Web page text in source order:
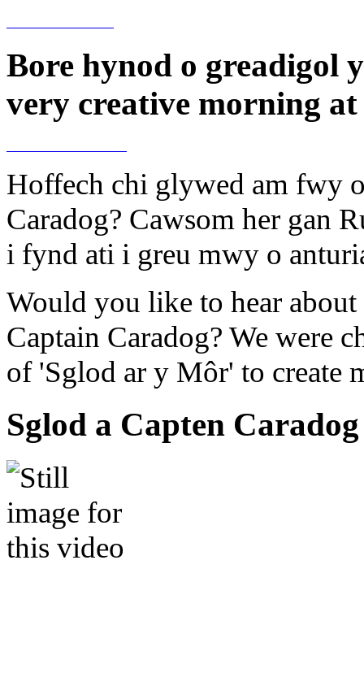
Bore hynod o greadigol
very creative morning
Hoffech chi glywed am fwy
Caradog? Cawsom her gan
i fynd ati i greu mwy o
Would you like to hear
Captain Caradog? We were
of 'Sglod ar y Môr' to create
Sglod a Capten